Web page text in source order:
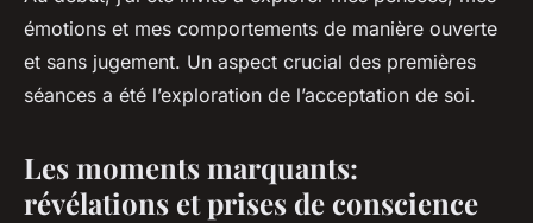
émotions et mes comportements de manière ouverte
et sans jugement. Un aspect crucial des premières
séances a été l’exploration de l’acceptation de soi.
Les moments marquants:
révélations et prises de conscience